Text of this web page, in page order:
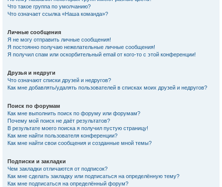
Что такое группа по умолчанию?
Что означает ссылка «Наша команда»?
Личные сообщения
Я не могу отправить личные сообщения!
Я постоянно получаю нежелательные личные сообщения!
Я получил спам или оскорбительный email от кого-то с этой конференции!
Друзья и недруги
Что означают списки друзей и недругов?
Как мне добавлять/удалять пользователей в списках моих друзей и недругов?
Поиск по форумам
Как мне выполнить поиск по форуму или форумам?
Почему мой поиск не даёт результатов?
В результате моего поиска я получил пустую страницу!
Как мне найти пользователя конференции?
Как мне найти свои сообщения и созданные мной темы?
Подписки и закладки
Чем закладки отличаются от подписок?
Как мне сделать закладку или подписаться на определённую тему?
Как мне подписаться на определённый форум?